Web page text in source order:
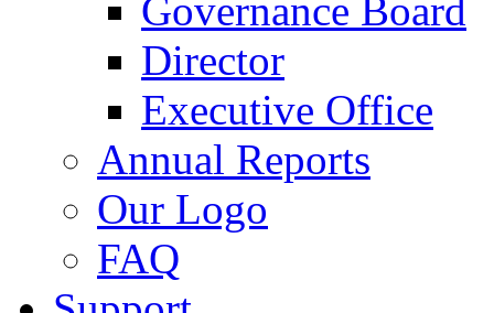
Governance Board
Director
Executive Office
Annual Reports
Our Logo
FAQ